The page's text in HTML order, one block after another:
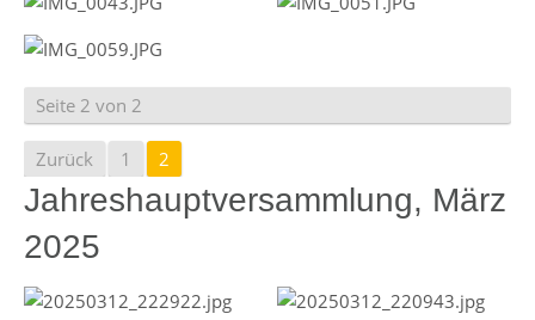
Seite 2 von 2
Zurück 1 2
Jahreshauptversammlung, März
2025